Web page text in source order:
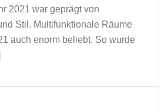
2021 war geprägt von
Stil. Multifunktionale Räume
auch enorm beliebt. So wurde